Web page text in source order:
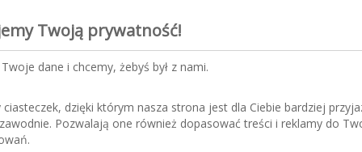
wybranych produktów
serii PYXAR
Twoją prywatność!
dane i chcemy, żebyś był z nami.
ciasteczek, dzięki którym nasza strona jest dla Ciebie bardziej
Pozwalają one również dopasować treści i reklamy do